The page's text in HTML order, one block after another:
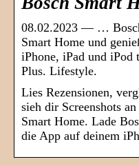
08.02.2023 — …
Smart Home und
iPhone, iPad und
Plus. Lifestyle.
Lies Rezensionen,
sieh dir Screenshots
Smart Home. Lade
die App auf deinem